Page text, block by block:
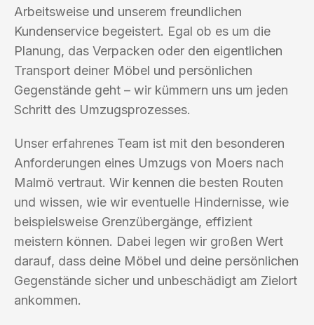
Arbeitsweise und unserem freundlichen
Kundenservice begeistert. Egal ob es um die
Planung, das Verpacken oder den eigentlichen
Transport deiner Möbel und persönlichen
Gegenstände geht – wir kümmern uns um jeden
Schritt des Umzugsprozesses.
Unser erfahrenes Team ist mit den besonderen
Anforderungen eines Umzugs von Moers nach
Malmö vertraut. Wir kennen die besten Routen
und wissen, wie wir eventuelle Hindernisse, wie
beispielsweise Grenzübergänge, effizient
meistern können. Dabei legen wir großen Wert
darauf, dass deine Möbel und deine persönlichen
Gegenstände sicher und unbeschädigt am Zielort
ankommen.